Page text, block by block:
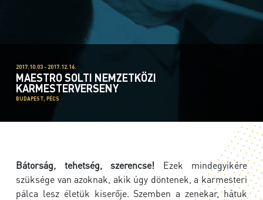
2017.10.03 - 2017.12.16.
MAESTRO SOLTI NEMZETKÖZI
KARMESTERVERSENY
BUDAPEST, PÉCS
Bátorság, tehetség, szerencse! Ezek mindegyikére
szüksége van azoknak, akik úgy döntenek, a karmesteri
pálca lesz életük kiserője. Szemben a zenekar, hátuk